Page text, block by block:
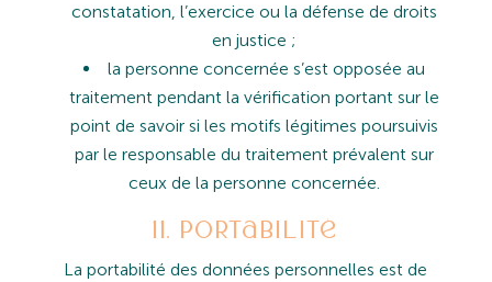
constatation, l’exercice ou la défense de droits
en justice ;
la personne concernée s’est opposée au
traitement pendant la vérification portant sur le
point de savoir si les motifs légitimes poursuivis
par le responsable du traitement prévalent sur
ceux de la personneconcernée.
11. Portabilité
La portabilité des données personnelles est de